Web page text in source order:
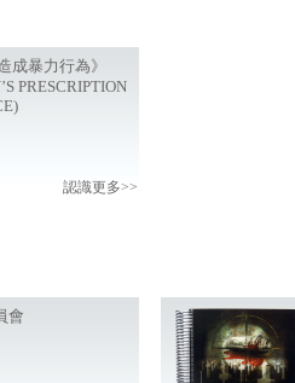
成暴力行為》
PRESCRIPTION
認識更多>>
會